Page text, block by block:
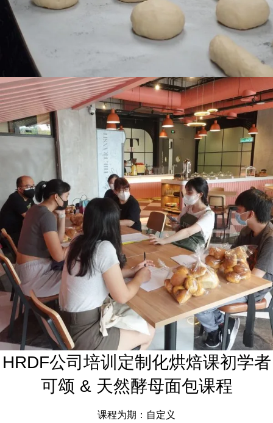
HRDF公司培训定制化烘焙课初学者
可颂 & 天然酵母面包课程
课程为期：自定义